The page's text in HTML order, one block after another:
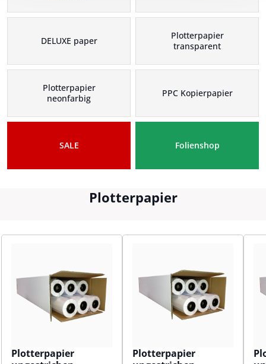
DELUXE paper
Plotterpapier
transparent
Plotterpapier
neonfarbig
PPC Kopierpapier
SALE Folienshop
Plotterpapier
Plotterpapier
Plotterpapier